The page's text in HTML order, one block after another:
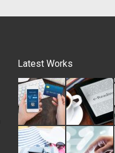
Latest Works